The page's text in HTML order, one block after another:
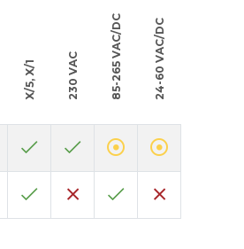
X/5, X/1 230 VAC 85-265 VAC/DC 24-60 VAC/DC